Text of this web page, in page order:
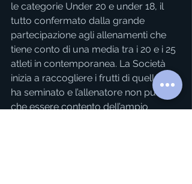
le categorie Under 20 e under 18, il
tutto confermato dalla grande
partecipazione agli allenamenti che
tiene conto di una media tra i 20 e i 25
atleti in contemporanea. La Società
inizia a raccogliere i frutti di quello che
ha seminato e l’allenatore non può
che essere contento dell’ampio